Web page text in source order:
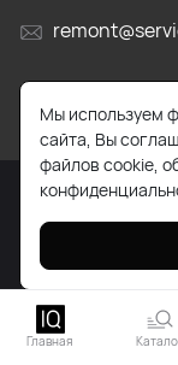
г.
2026 © Все
Главная
Мы используем
сайта, Вы
файлов cookie,